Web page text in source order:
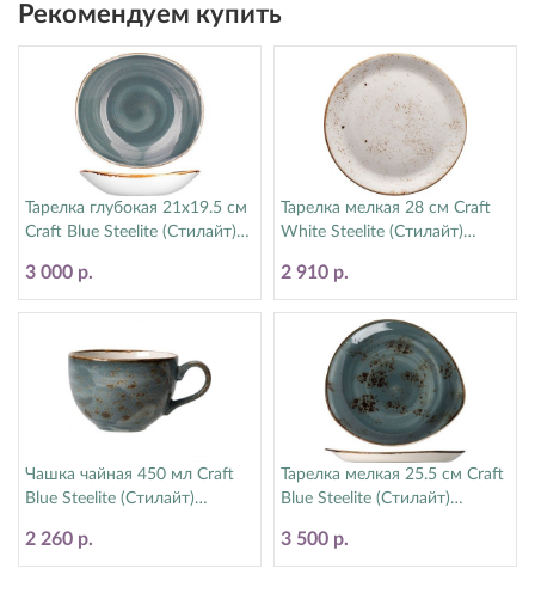
Рекомендуем купить
Тарелка глубокая 21х19.5 см
Craft Blue Steelite (Стилайт)
3 000 р.
Тарелка мелкая 28 см Craft
White Steelite (Стилайт)
2 910 р.
Чашка чайная 450 мл Craft
Blue Steelite (Стилайт)
2 260 р.
Тарелка мелкая 25.5 см Craft
Blue Steelite (Стилайт)
3 500 р.